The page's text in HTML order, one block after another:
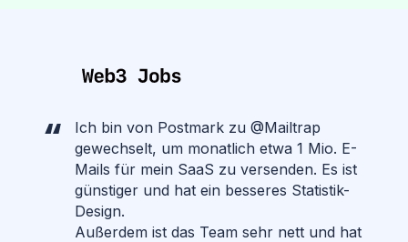
Ich bin von Postmark zu @Mailtrap
gewechselt, um monatlich etwa 1 Mio. E-
Mails für mein SaaS zu versenden. Es ist
günstiger und hat ein besseres Statistik-
Design.
Außerdem ist das Team sehr nett und hat